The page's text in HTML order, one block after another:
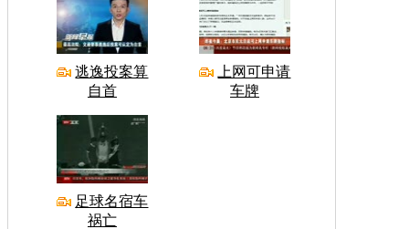
逃逸投案算
自首
上网可申请
车牌
足球名宿车
祸亡